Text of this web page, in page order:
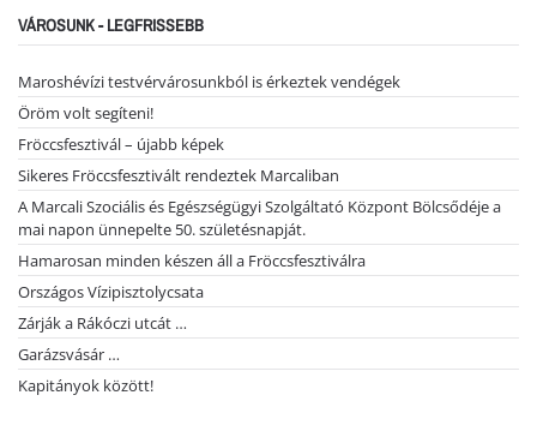
VÁROSUNK - LEGFRISSEBB
Maroshévízi testvérvárosunkból is érkeztek vendégek
Öröm volt segíteni!
Fröccsfesztivál – újabb képek
Sikeres Fröccsfesztivált rendeztek Marcaliban
A Marcali Szociális és Egészségügyi Szolgáltató Központ Bölcsődéje a
mai napon ünnepelte 50. születésnapját.
Hamarosan minden készen áll a Fröccsfesztiválra
Országos Vízipisztolycsata
Zárják a Rákóczi utcát …
Garázsvásár …
Kapitányok között!